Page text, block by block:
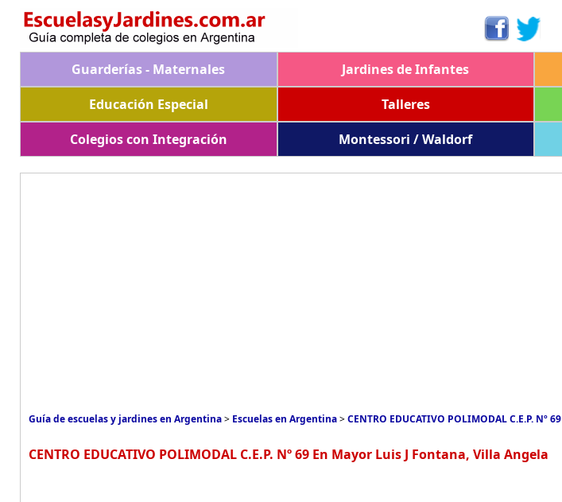
Guarderías - Maternales Jardines de Infantes
Educación Especial
Talleres
Colegios con Integración
Montessori / Waldorf
Guía de escuelas y jardines en Argentina> Escuelas en Argentina>CENTRO EDUCATIVO POLIMODAL C.E.P. Nº 69
CENTRO EDUCATIVO POLIMODAL C.E.P. Nº 69 En Mayor Luis J Fontana, Villa Angela